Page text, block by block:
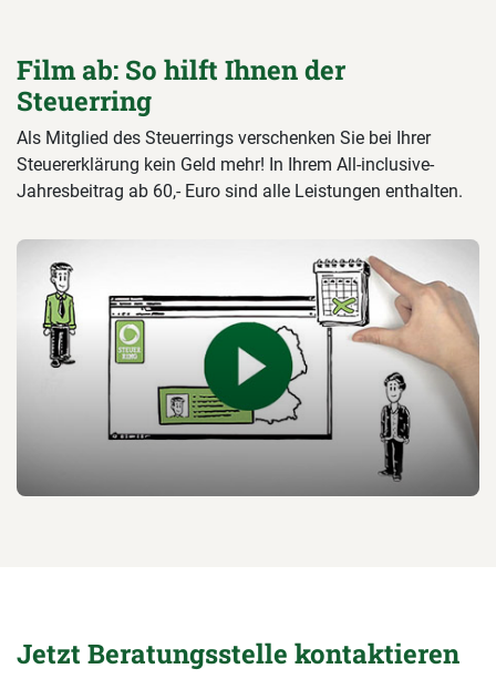
Film ab: So hilft Ihnen der
Steuerring
Als Mitglied des Steuerrings verschenken Sie bei Ihrer
Steuererklärung kein Geld mehr! In Ihrem All-inclusive-
Jahresbeitrag ab 60,- Euro sind alle Leistungen enthalten.
Jetzt Beratungsstelle kontaktieren